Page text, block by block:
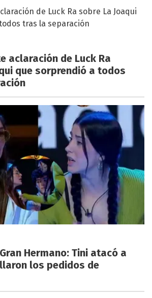
aclaración de Luck Ra
que sorprendió a todos
Hermano: Tini atacó a
los pedidos de